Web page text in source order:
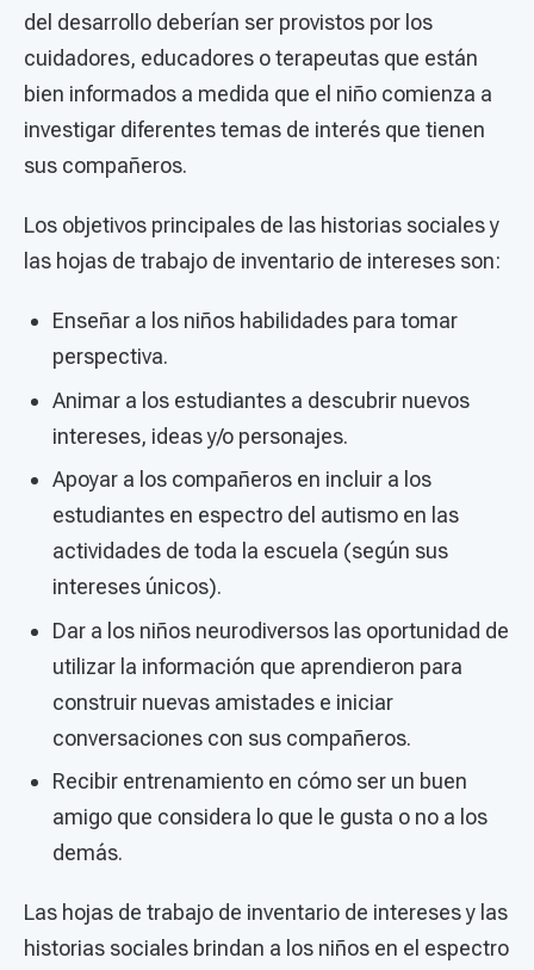
del desarrollo deberían ser provistos por los
cuidadores, educadores o terapeutas que están
bien informados a medida que el niño comienza a
investigar diferentes temas de interés que tienen
sus compañeros.
Los objetivos principales de las historias sociales y
las hojas de trabajo de inventario de intereses son:
Enseñar a los niños habilidades para tomar
perspectiva.
Animar a los estudiantes a descubrir nuevos
intereses, ideas y/o personajes.
Apoyar a los compañeros en incluir a los
estudiantes en espectro del autismo en las
actividades de toda la escuela (según sus
intereses únicos).
Dar a los niños neurodiversos las oportunidad de
utilizar la información que aprendieron para
construir nuevas amistades e iniciar
conversaciones con sus compañeros.
Recibir entrenamiento en cómo ser un buen
amigo que considera lo que le gusta o no a los
demás.
Las hojas de trabajo de inventario de intereses y las
historias sociales brindan a los niños en el espectro